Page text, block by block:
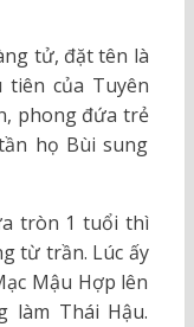
tử, đặt tên là
của Tuyên
phong đứa trẻ
họ Bùi sung
tròn 1 tuổi thì
từ trần. Lúc ấy
Mậu Hợp lên
làm Thái Hậu.